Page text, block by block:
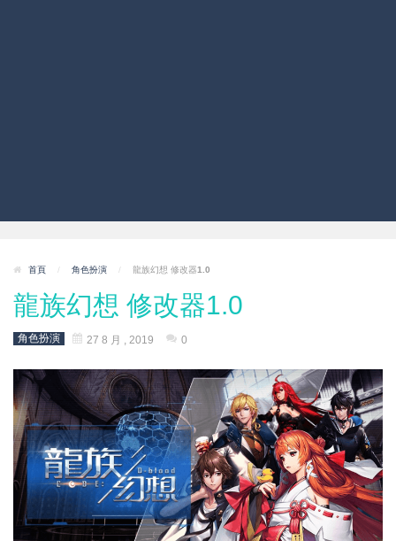
首頁 / 角色扮演 / 龍族幻想 修改器1.0
龍族幻想 修改器1.0
角色扮演 27 8 月 , 2019 0